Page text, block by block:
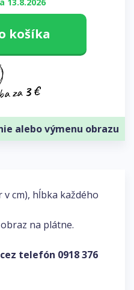
v cm), hĺbka každého
na plátne.
telefón 0918 376
13.8.2026
košíka
alebo výmenu obrazu